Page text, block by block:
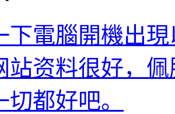
下電腦開機出現
站资料很好，佩
切都好吧。